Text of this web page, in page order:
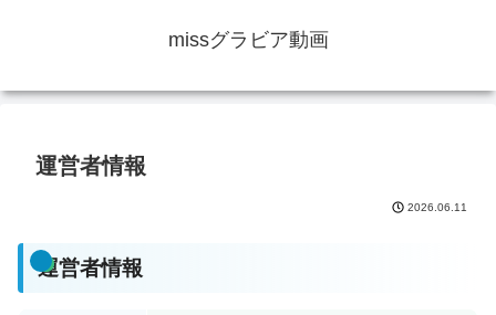
missグラビア動画
運営者情報
2026.06.11
運営者情報